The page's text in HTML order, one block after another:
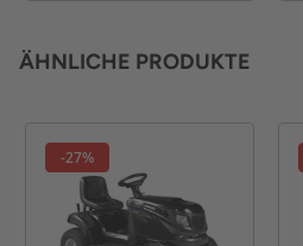
ÄHNLICHE PRODUKTE
-27%